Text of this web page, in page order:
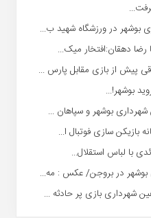
بوشهر در ورزشگاه شهید ب...
رضا دهقان:افتخار میک...
پیش از بازی مقابل پارس ...
بوشهر!...
شهردارى بوشهر و سپاهان ...
بازیکن سازی فوتبال ا...
با لباس استقلال...
بوشهر در بروجن/ عکس : مه...
شهرداری بازی پر حادثه ...